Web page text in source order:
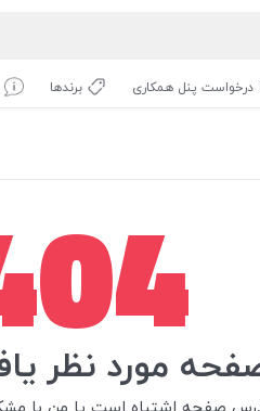
درخواست پنل همکاری برندها
مورد نظر